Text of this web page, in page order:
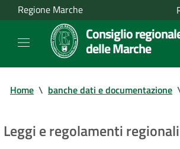
Regione Marche
Consiglio
delle Marche
Home \ banche dati e documentazione
Leggi e regolamenti regionali